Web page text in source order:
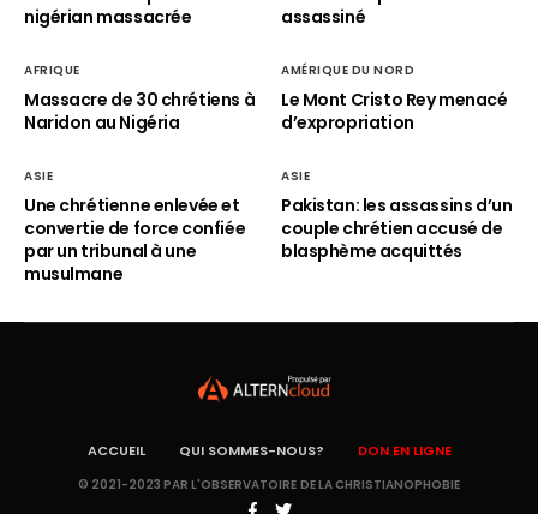
nigérian massacrée
assassiné
AFRIQUE
Massacre de 30 chrétiens à
Naridon au Nigéria
AMÉRIQUE DU NORD
Le Mont Cristo Rey menacé
d’expropriation
ASIE
Une chrétienne enlevée et
convertie de force confiée
par un tribunal à une
musulmane
ASIE
Pakistan: les assassins d’un
couple chrétien accusé de
blasphème acquittés
ACCUEIL QUI SOMMES-NOUS? DON EN LIGNE
© 2021-2023 PAR L'OBSERVATOIRE DE LA CHRISTIANOPHOBIE